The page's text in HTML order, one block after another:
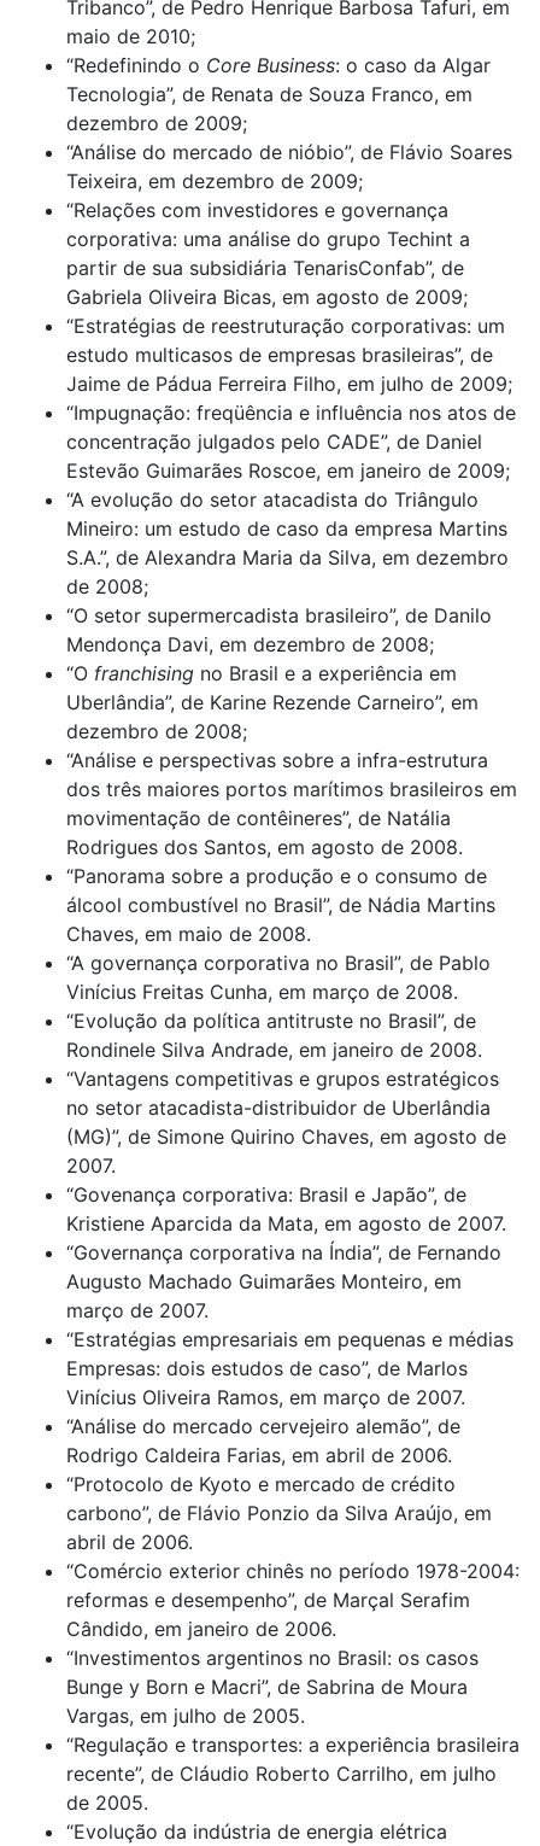
Tribanco”, de Pedro Henrique Barbosa Tafuri, em
maio de 2010;
“Redefinindo o Core Business: o caso da Algar
Tecnologia”, de Renata de Souza Franco, em
dezembro de 2009;
“Análise do mercado de nióbio”, de Flávio Soares
Teixeira, em dezembro de 2009;
“Relações com investidores e governança
corporativa: uma análise do grupo Techint a
partir de sua subsidiária TenarisConfab”, de
Gabriela Oliveira Bicas, em agosto de 2009;
“Estratégias de reestruturação corporativas: um
estudo multicasos de empresas brasileiras”, de
Jaime de Pádua Ferreira Filho, em julho de 2009;
“Impugnação: freqüência e influência nos atos de
concentração julgados pelo CADE”, de Daniel
Estevão Guimarães Roscoe, em janeiro de 2009;
“A evolução do setor atacadista do Triângulo
Mineiro: um estudo de caso da empresa Martins
S.A.”, de Alexandra Maria da Silva, em dezembro
de 2008;
“O setor supermercadista brasileiro”, de Danilo
Mendonça Davi, em dezembro de 2008;
“O franchising no Brasil e a experiência em
Uberlândia”, de Karine Rezende Carneiro”, em
dezembro de 2008;
“Análise e perspectivas sobre a infra-estrutura
dos três maiores portos marítimos brasileiros em
movimentação de contêineres”, de Natália
Rodrigues dos Santos, em agosto de 2008.
“Panorama sobre a produção e o consumo de
álcool combustível no Brasil”, de Nádia Martins
Chaves, em maio de 2008.
“A governança corporativa no Brasil”, de Pablo
Vinícius Freitas Cunha, em março de 2008.
“Evolução da política antitruste no Brasil”, de
Rondinele Silva Andrade, em janeiro de 2008.
“Vantagens competitivas e grupos estratégicos
no setor atacadista-distribuidor de Uberlândia
(MG)”, de Simone Quirino Chaves, em agosto de
2007.
“Govenança corporativa: Brasil e Japão”, de
Kristiene Aparcida da Mata, em agosto de 2007.
“Governança corporativa na Índia”, de Fernando
Augusto Machado Guimarães Monteiro, em
março de 2007.
“Estratégias empresariais em pequenas e médias
Empresas: dois estudos de caso”, de Marlos
Vinícius Oliveira Ramos, em março de 2007.
“Análise do mercado cervejeiro alemão”, de
Rodrigo Caldeira Farias, em abril de 2006.
“Protocolo de Kyoto e mercado de crédito
carbono”, de Flávio Ponzio da Silva Araújo, em
abril de 2006.
“Comércio exterior chinês no período 1978-2004:
reformas e desempenho”, de Marçal Serafim
Cândido, em janeiro de 2006.
“Investimentos argentinos no Brasil: os casos
Bunge y Born e Macri”, de Sabrina de Moura
Vargas, em julho de 2005.
“Regulação e transportes: a experiência brasileira
recente”, de Cláudio Roberto Carrilho, em julho
de 2005.
“Evolução da indústria de energia elétrica